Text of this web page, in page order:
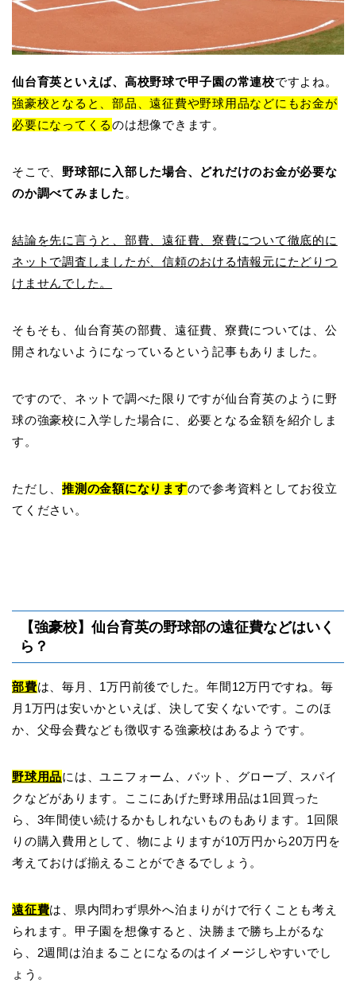
仙台育英といえば、高校野球で甲子園の常連校ですよね。
強豪校となると、部品、遠征費や野球用品などにもお金が
必要になってくるのは想像できます。
そこで、 野球部に入部した場合、どれだけのお金が必要な
のか調べてみました 。
結論を先に言うと、部費、遠征費、寮費について徹底的に
ネットで調査しましたが、信頼のおける情報元にたどりつ
けませんでした。
そもそも、仙台育英の部費、遠征費、寮費については、公
開されないようになっているという記事もありました。
ですので、ネットで調べた限りですが仙台育英のように野
球の強豪校に入学した場合に、必要となる金額を紹介しま
す。
ただし、推測の金額になりますので参考資料としてお役立
てください。
【強豪校】仙台育英の野球部の遠征費などはいく
ら？
部費は、毎月、1万円前後でした。年間12万円ですね。毎
月1万円は安いかといえば、決して安くないです。このほ
か、父母会費なども徴収する強豪校はあるようです。
野球用品には、ユニフォーム、バット、グローブ、スパイ
クなどがあります。ここにあげた野球用品は1回買った
ら、3年間使い続けるかもしれないものもあります。1回限
りの購入費用として、物によりますが10万円から20万円を
考えておけば揃えることができるでしょう。
遠征費は、県内問わず県外へ泊まりがけで行くことも考え
られます。甲子園を想像すると、決勝まで勝ち上がるな
ら、2週間は泊まることになるのはイメージしやすいでし
ょう。